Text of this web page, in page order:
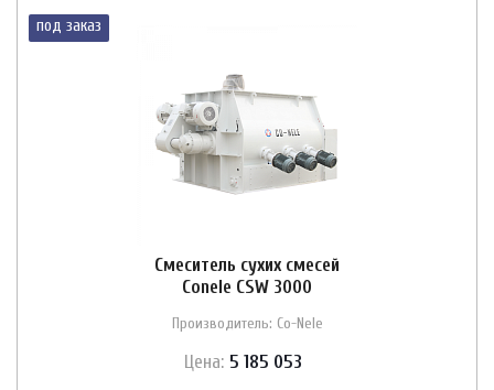
под заказ
Смеситель сухих смесей
Conele CSW 3000
Производитель: Co-Nele
Цена: 5 185 053